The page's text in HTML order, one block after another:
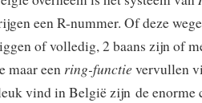
een R-nummer. Of deze
of volledig, 2 baans zijn of
maar een ring-functie vervullen
vind in België zijn de enorme